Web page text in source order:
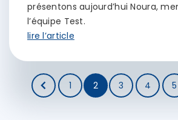
présentons aujourd’hui Noura,
l’équipe Test.
lire l’article
1 2 3 4 5